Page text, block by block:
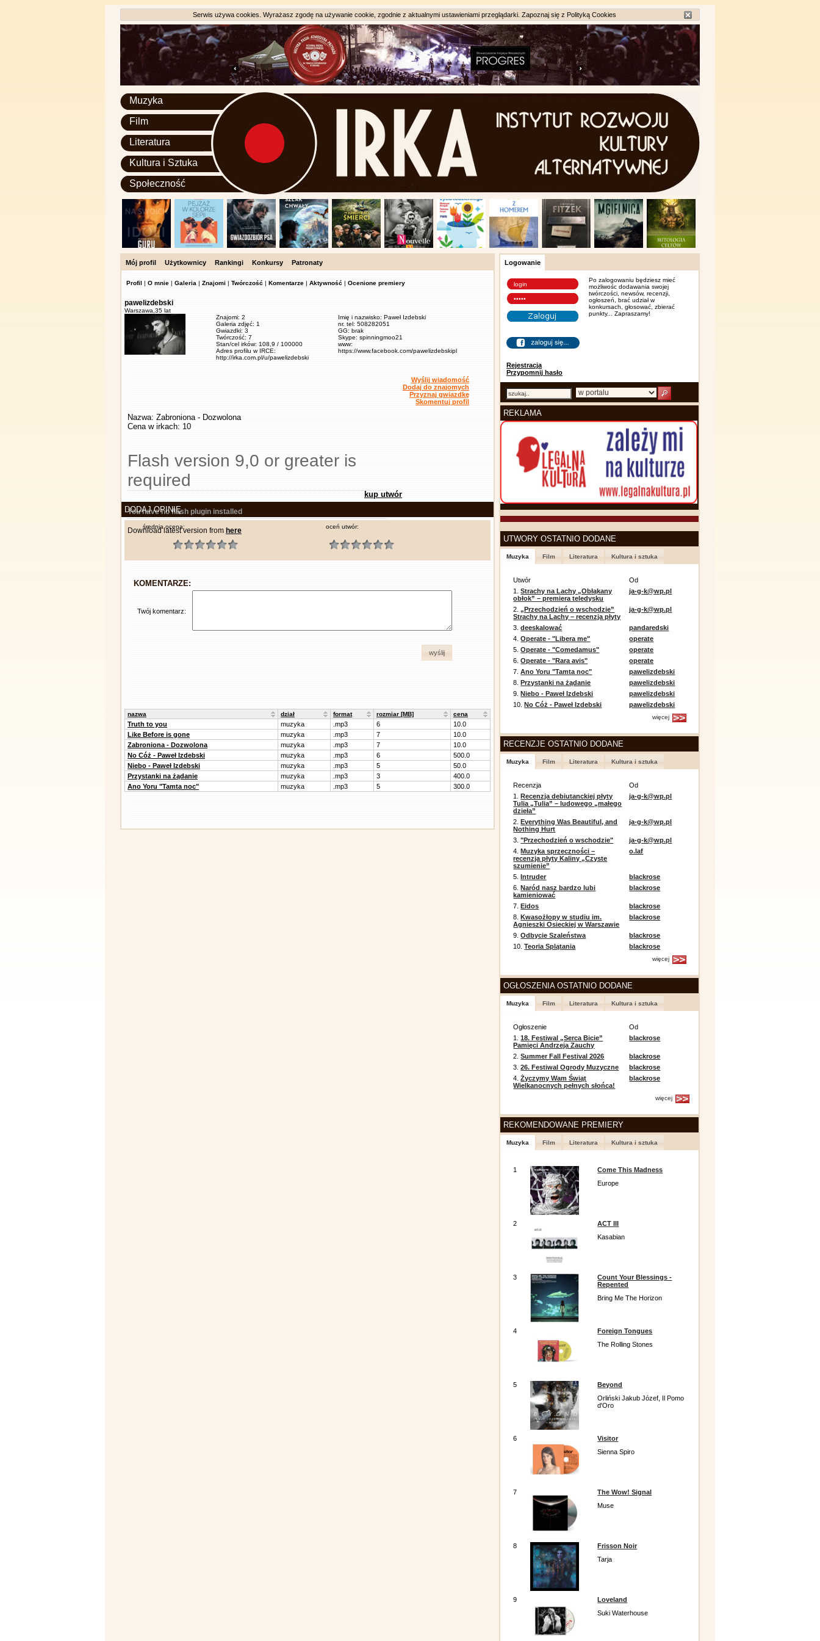
Serwis używa cookies. Wyrażasz zgodę na używanie cookie, zgodnie z aktualnymi ustawieniami przeglądarki. Zapoznaj się z Polityką Cookies
Muzyka
Film
Literatura
Kultura i Sztuka
Społeczność
Mój profil Użytkownicy Rankingi Konkursy Patronaty
Profil | O mnie | Galeria | Znajomi | Twórczość | Komentarze | Aktywność | Ocenione premiery
pawelizdebski
Warszawa, 35 lat
Znajomi: 2
Galeria zdjęć: 1
Gwiazdki: 3
Twórczość: 7
Stan/cel irków: 108,9 / 100000
Adres profilu w IRCE:
http://irka.com.pl/u/pawelizdebski
Imię i nazwisko: Paweł Izdebski
nr. tel: 508282051
GG: brak
Skype: spinningmoo21
www:
https://www.facebook.com/pawelizdebskipl
Wyślij wiadomość
Dodaj do znajomych
Przyznaj gwiazdkę
Skomentuj profil
Nazwa: Zabroniona - Dozwolona
Cena w irkach: 10
Flash version 9,0 or greater is
required
You have no flash plugin installed
Download latest version from here
kup utwór
DODAJ OPINIĘ
średnia ocena: oceń utwór:
KOMENTARZE:
Twój komentarz:
wyślij
nazwa dział format rozmiar [MB] cena
Truth to you muzyka .mp3 6
10.0
Like Before is gone
muzyka .mp3 7
10.0
Zabroniona - Dozwolona
muzyka .mp3 7
10.0
No Cóż - Paweł Izdebski
muzyka .mp3 6
500.0
Niebo - Paweł Izdebski
muzyka .mp3 5
50.0
Przystanki na żądanie
muzyka .mp3 3
400.0
Ano Yoru "Tamta noc"
muzyka .mp3 5 300.0
Logowanie
Rejestracja
Przypomnij hasło
Po zalogowaniu będziesz mieć
możliwośc dodawania swojej
twórczości, newsów, recenzji,
ogłoszeń, brać udział w
konkursach, głosować, zbierać
punkty... Zapraszamy!
REKLAMA
UTWORY OSTATNIO DODANE
Muzyka Film Literatura Kultura i sztuka
Utwór
Od
1.Strachy na Lachy „Obłąkany
obłok” – premiera teledysku
ja-g-k@wp.pl
2.„Przechodzień o wschodzie”
Strachy na Lachy – recenzja płyty
ja-g-k@wp.pl
3.deeskalować
pandaredski
4.Operate - "Libera me"
operate
5.Operate - "Comedamus"
operate
6.Operate - "Rara avis"
operate
7.Ano Yoru "Tamta noc"
pawelizdebski
8.Przystanki na żądanie
pawelizdebski
9.Niebo - Paweł Izdebski
pawelizdebski
10.No Cóż - Paweł Izdebski pawelizdebski
więcej
RECENZJE OSTATNIO DODANE
Muzyka Film Literatura Kultura i sztuka
Recenzja
Od
1.Recenzja debiutanckiej płyty
Tulia „Tulia” – ludowego „małego
dzieła”
ja-g-k@wp.pl
2.Everything Was Beautiful, and
Nothing Hurt
ja-g-k@wp.pl
3."Przechodzień o wschodzie"
ja-g-k@wp.pl
4.Muzyka sprzeczności –
recenzja płyty Kaliny „Czyste
szumienie”
o.laf
5.Intruder
blackrose
6.Naród nasz bardzo lubi
kamieniować
blackrose
7.Eidos
blackrose
8.Kwasożłopy w studiu im.
Agnieszki Osieckiej w Warszawie
blackrose
9.Odbycie Szaleństwa
blackrose
10.Teoria Splątania blackrose
więcej
OGŁOSZENIA OSTATNIO DODANE
Muzyka Film Literatura Kultura i sztuka
Ogłoszenie
Od
1.18. Festiwal „Serca Bicie”
Pamięci Andrzeja Zauchy
blackrose
2.Summer Fall Festival 2026
blackrose
3.26. Festiwal Ogrody Muzyczne
blackrose
4.Życzymy Wam Świąt
Wielkanocnych pełnych słońca!
blackrose
więcej
REKOMENDOWANE PREMIERY
Muzyka Film Literatura Kultura i sztuka
1
Come This Madness
Europe
2
ACT III
Kasabian
3
Count Your Blessings -
Repented
Bring Me The Horizon
4
Foreign Tongues
The Rolling Stones
5
Beyond
Orliński Jakub Józef, Il Pomo
d'Oro
6
Visitor
Sienna Spiro
7
The Wow! Signal
Muse
8
Frisson Noir
Tarja
9
Loveland
Suki Waterhouse